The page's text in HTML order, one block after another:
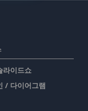
라이드쇼
/ 다이어그램